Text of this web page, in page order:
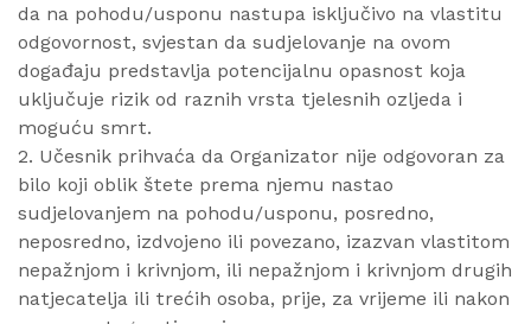
da na pohodu/usponu nastupa isključivo na vlastitu
odgovornost, svjestan da sudjelovanje na ovom
događaju predstavlja potencijalnu opasnost koja
uključuje rizik od raznih vrsta tjelesnih ozljeda i
moguću smrt.
2. Učesnik prihvaća da Organizator nije odgovoran za
bilo koji oblik štete prema njemu nastao
sudjelovanjem na pohodu/usponu, posredno,
neposredno, izdvojeno ili povezano, izazvan vlastitom
nepažnjom i krivnjom, ili nepažnjom i krivnjom drugih
natjecatelja ili trećih osoba, prije, za vrijeme ili nakon